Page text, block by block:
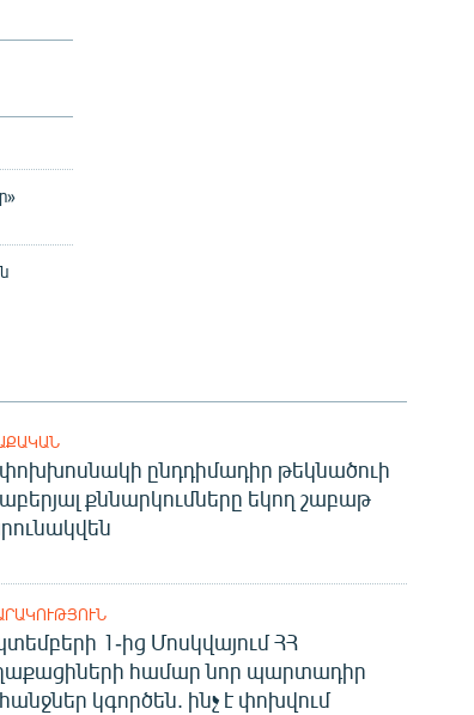
ընդդիմադիր թեկնածուի
քննարկումները եկող շաբաթ
1-ից Մոսկվայում ՀՀ
համար նոր պարտադիր
կգործեն. ինչ է փոխվում